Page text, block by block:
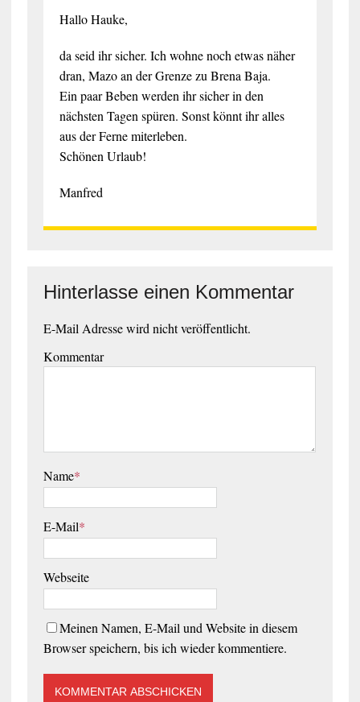
Hallo Hauke,
da seid ihr sicher. Ich wohne noch etwas näher
dran, Mazo an der Grenze zu Brena Baja.
Ein paar Beben werden ihr sicher in den
nächsten Tagen spüren. Sonst könnt ihr alles
aus der Ferne miterleben.
Schönen Urlaub!
Manfred
Hinterlasse einen Kommentar
E-Mail Adresse wird nicht veröffentlicht.
Kommentar
Name*
E-Mail*
Webseite
Meinen Namen, E-Mail und Website in diesem
Browser speichern, bis ich wieder kommentiere.